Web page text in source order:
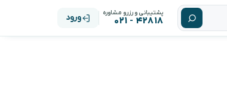
پشتیبانی و رزرو مشاوره
۴۲۸۱۸ - ۰۲۱ ورود